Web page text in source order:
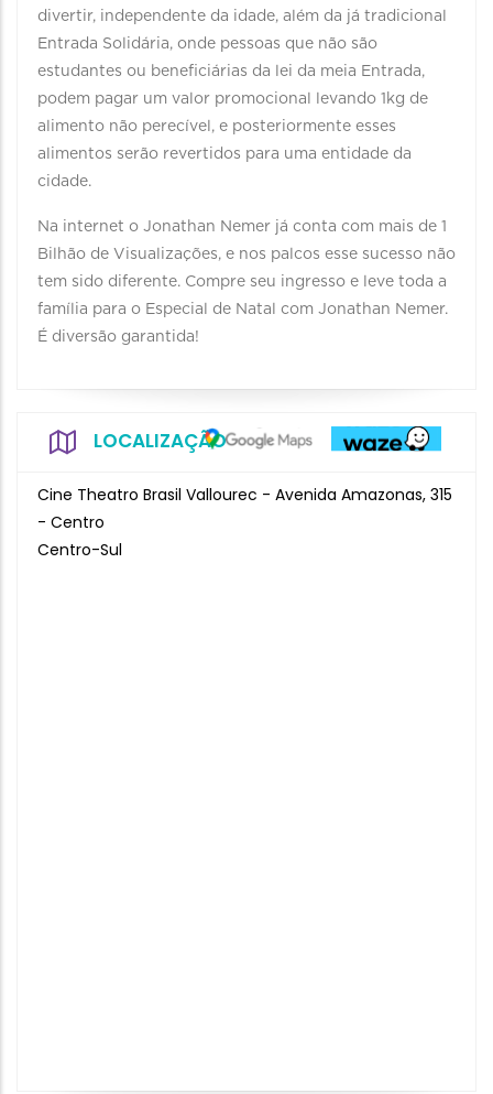
divertir, independente da idade, além da já tradicional
Entrada Solidária, onde pessoas que não são
estudantes ou beneficiárias da lei da meia Entrada,
podem pagar um valor promocional levando 1kg de
alimento não perecível, e posteriormente esses
alimentos serão revertidos para uma entidade da
cidade.
Na internet o Jonathan Nemer já conta com mais de 1
Bilhão de Visualizações, e nos palcos esse sucesso não
tem sido diferente. Compre seu ingresso e leve toda a
família para o Especial de Natal com Jonathan Nemer.
É diversão garantida!
LOCALIZAÇÃO
Cine Theatro Brasil Vallourec - Avenida Amazonas, 315
- Centro
Centro-Sul